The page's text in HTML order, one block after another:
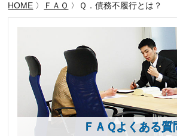
HOME 〉 ＦＡＱ 〉Ｑ．債務不履行とは？
ＦＡＱよくある質